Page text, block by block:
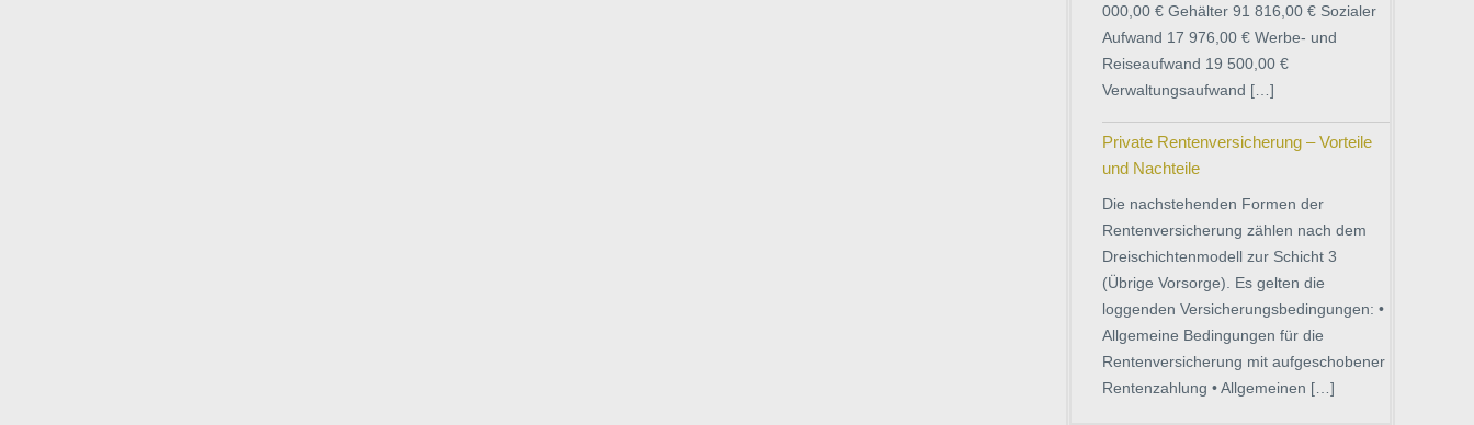
000,00 € Gehälter 91 816,00 € Sozialer
Aufwand 17 976,00 € Werbe- und
Reiseaufwand 19 500,00 €
Verwaltungsaufwand […]
Private Rentenversicherung – Vorteile
und Nachteile
Die nachstehenden Formen der
Rentenversicherung zählen nach dem
Dreischichtenmodell zur Schicht 3
(Übrige Vorsorge). Es gelten die
loggenden Versicherungsbedingungen: •
Allgemeine Bedingungen für die
Rentenversicherung mit aufgeschobener
Rentenzahlung • Allgemeinen […]